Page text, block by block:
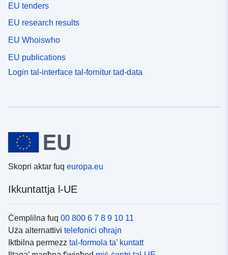
EU tenders
EU research results
EU Whoiswho
EU publications
Login tal-interface tal-fornitur tad-data
Skopri aktar fuq europa.eu
Ikkuntattja l-UE
Ċemplilna fuq 00 800 6 7 8 9 10 11
Uża alternattivi telefoniċi oħrajn
Iktbilna permezz tal-formola ta’ kuntatt